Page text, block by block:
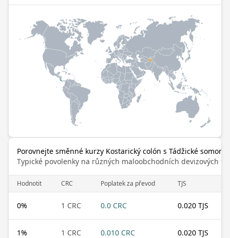
Porovnejte směnné kurzy Kostarický colón s Tádžické somoni
Typické povolenky na různých maloobchodních devizových
Hodnotit CRC Poplatek za převod TJS
0% 1 CRC 0.0 CRC 0.020 TJS
1% 1 CRC 0.010 CRC 0.020 TJS